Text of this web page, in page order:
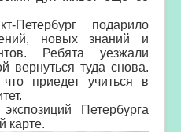
Петербург подарило
новых знаний и
Ребята уезжали
вернуться туда снова.
приедет учиться в
Петербурга
карте.